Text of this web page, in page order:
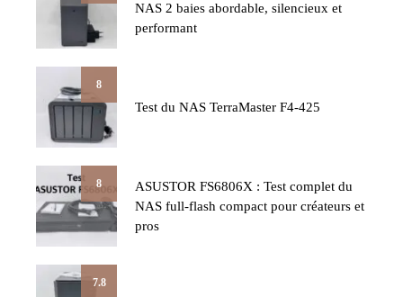
NAS 2 baies abordable, silencieux et
performant
8
Test du NAS TerraMaster F4-425
8
ASUSTOR FS6806X : Test complet du
NAS full-flash compact pour créateurs et
pros
7.8